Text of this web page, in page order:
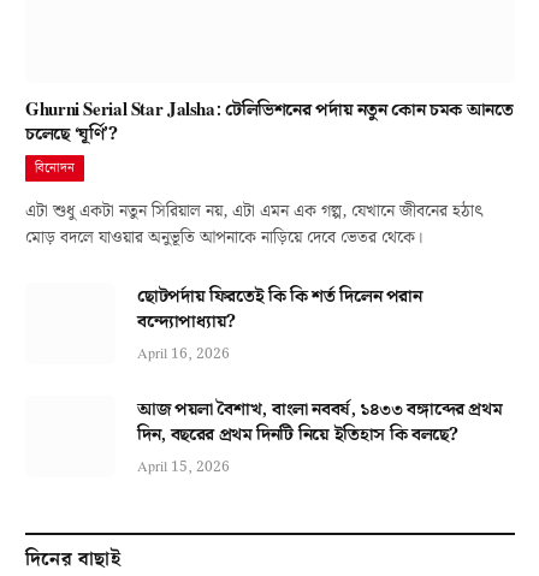
Ghurni Serial Star Jalsha: টেলিভিশনের পর্দায় নতুন কোন চমক আনতে
চলেছে ‘ঘূর্ণি’?
বিনোদন
এটা শুধু একটা নতুন সিরিয়াল নয়, এটা এমন এক গল্প, যেখানে জীবনের হঠাৎ
মোড় বদলে যাওয়ার অনুভূতি আপনাকে নাড়িয়ে দেবে ভেতর থেকে।
ছোটপর্দায় ফিরতেই কি কি শর্ত দিলেন পরান
বন্দ্যোপাধ্যায়?
April 16, 2026
আজ পয়লা বৈশাখ, বাংলা নববর্ষ, ১৪৩৩ বঙ্গাব্দের প্রথম
দিন, বছরের প্রথম দিনটি নিয়ে ইতিহাস কি বলছে?
April 15, 2026
দিনের বাছাই